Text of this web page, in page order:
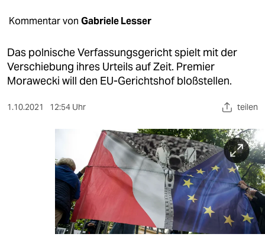
öko
gesellschaft
kultur
wahrheit
Kommentar von Gabriele Lesser
Das polnische Verfassungsgericht spielt mit der
Verschiebung ihres Urteils auf Zeit. Premier
Morawecki will den EU-Gerichtshof bloßstellen.
1.10.2021 12:54 Uhr teilen